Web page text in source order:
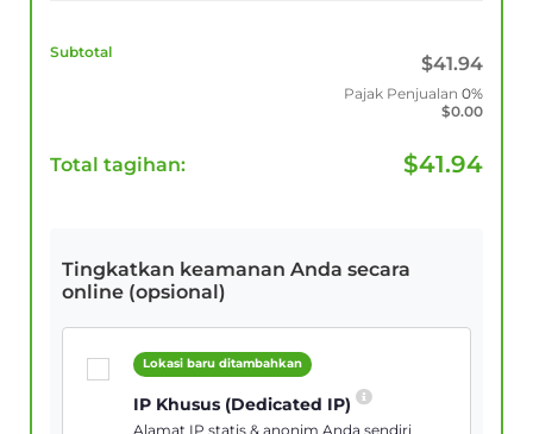
Subtotal
$41.94
Pajak Penjualan 0%
$0.00
Total tagihan: $41.94
Tingkatkan keamanan Anda secara
online (opsional)
Lokasi baru ditambahkan
IP Khusus (Dedicated IP)
Alamat IP statis & anonim Anda sendiri